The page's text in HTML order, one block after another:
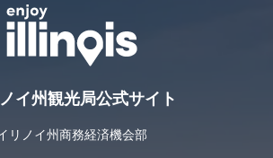
イ州観光局公式サイト
リノイ州商務経済機会部